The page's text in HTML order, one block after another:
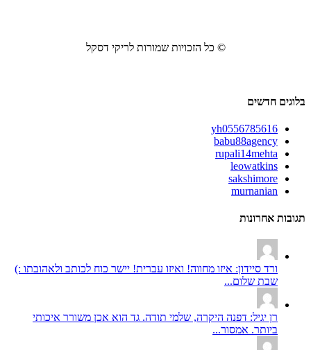
© כל הזכויות שמורות לריקי דסקל
בלוגים חדשים
yh0556785616
babu88agency
rupali14mehta
leowatkins
sakshimore
murnanian
תגובות אחרונות
ורד סיידון: איזו מחווה! ואיזו עברית! יישר כוח לכותב ולאהובתו :)
שבת שלום...
רן יגיל: דפנה היקרה, שלמי תודה. גד הוא אכן משורר איכותי
ביותר. אמסור...